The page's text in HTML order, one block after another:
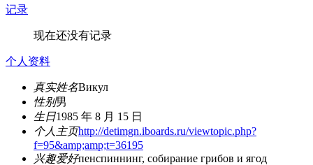
记录
现在还没有记录
个人资料
真实姓名Викул
性别男
生日1985 年 8 月 15 日
个人主页http://detimgn.iboards.ru/viewtopic.php?
f=95&amp;amp;t=36195
兴趣爱好пенспиннинг, собирание грибов и ягод